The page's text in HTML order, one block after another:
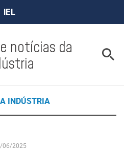
IEL
notícias da
INDÚSTRIA
06/2025